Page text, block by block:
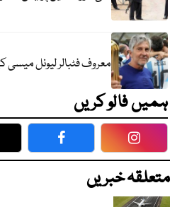
معروف فٹبالر لیونل میسی
ہمیں فالو کریں
Facebook
متعلقہ خبریں